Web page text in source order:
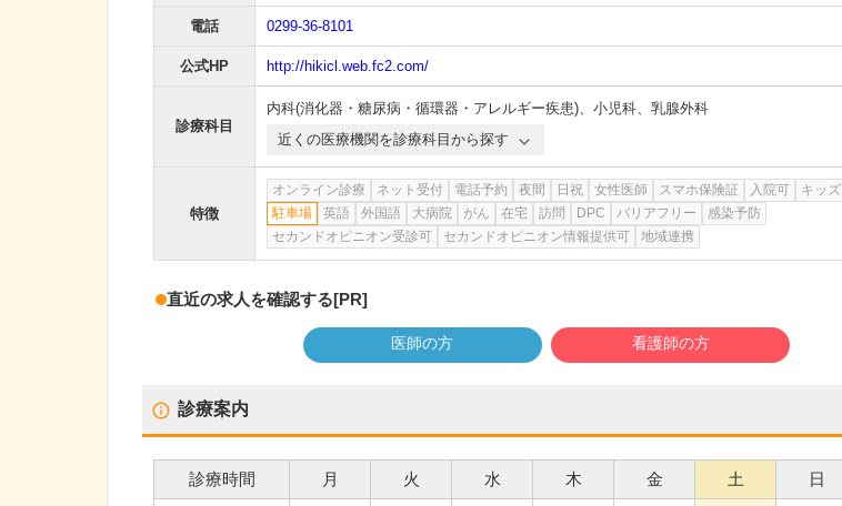
電話 0299-36-8101
公式HP http://hikicl.web.fc2.com/
診療科目
内科(消化器・糖尿病・循環器・アレルギー疾患)、 小児科、 乳腺外科
近くの医療機関を診療科目から探す
特徴
オンライン診療 ネット受付 電話予約 夜間 日祝 女性医師 スマホ保険証 入院可 キッズ
駐車場
英語 外国語 大病院 がん 在宅 訪問 DPC バリアフリー
感染予防
セカンドオピニオン受診可
セカンドオピニオン情報提供可 地域連携
直近の求人を確認する[PR]
医師の方 看護師の方
診療案内
診療時間 月 火 水 木 金 土 日